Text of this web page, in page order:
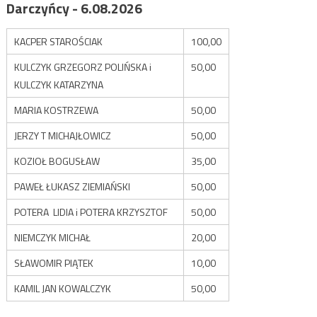
Darczyńcy - 6.08.2026
KACPER STAROŚCIAK
100,00
KULCZYK GRZEGORZ POLIŃSKA i
KULCZYK KATARZYNA
50,00
MARIA KOSTRZEWA
50,00
JERZY T MICHAJŁOWICZ
50,00
KOZIOŁ BOGUSŁAW
35,00
PAWEŁ ŁUKASZ ZIEMIAŃSKI
50,00
POTERA LIDIA i POTERA KRZYSZTOF
50,00
NIEMCZYK MICHAŁ
20,00
SŁAWOMIR PIĄTEK
10,00
KAMIL JAN KOWALCZYK
50,00